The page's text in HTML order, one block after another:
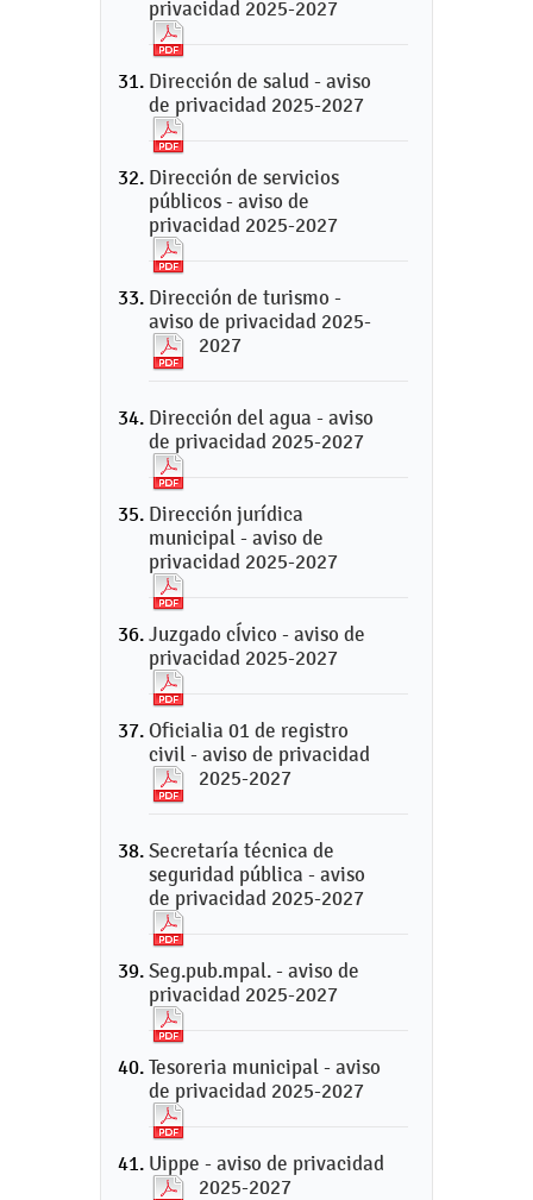
privacidad 2025-2027
Dirección de salud - aviso
de privacidad 2025-2027
Dirección de servicios
públicos - aviso de
privacidad 2025-2027
Dirección de turismo -
aviso de privacidad 2025-
2027
Dirección del agua - aviso
de privacidad 2025-2027
Dirección jurídica
municipal - aviso de
privacidad 2025-2027
Juzgado cÍvico - aviso de
privacidad 2025-2027
Oficialia 01 de registro
civil - aviso de privacidad
2025-2027
Secretaría técnica de
seguridad pública - aviso
de privacidad 2025-2027
Seg.pub.mpal. - aviso de
privacidad 2025-2027
Tesoreria municipal - aviso
de privacidad 2025-2027
Uippe - aviso de privacidad
2025-2027